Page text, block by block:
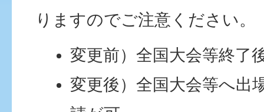
りますのでご注意ください。
変更前）全国大会等終了
変更後）全国大会等へ出